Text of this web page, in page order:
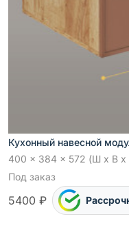
Кухонный навесной
400 x 384 x 572 (Ш x В x
Под заказ
5400 ₽